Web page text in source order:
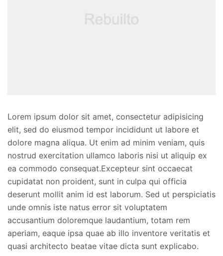
Lorem ipsum dolor sit amet, consectetur adipisicing
elit, sed do eiusmod tempor incididunt ut labore et
dolore magna aliqua. Ut enim ad minim veniam, quis
nostrud exercitation ullamco laboris nisi ut aliquip ex
ea commodo consequat.Excepteur sint occaecat
cupidatat non proident, sunt in culpa qui officia
deserunt mollit anim id est laborum. Sed ut perspiciatis
unde omnis iste natus error sit voluptatem
accusantium doloremque laudantium, totam rem
aperiam, eaque ipsa quae ab illo inventore veritatis et
quasi architecto beatae vitae dicta sunt explicabo.